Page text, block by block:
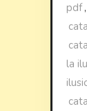
pdf,
la